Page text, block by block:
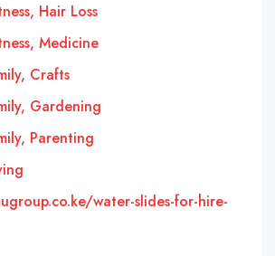
Hair Loss
Medicine
Crafts
Gardening
Parenting
water-slides-for-hire-